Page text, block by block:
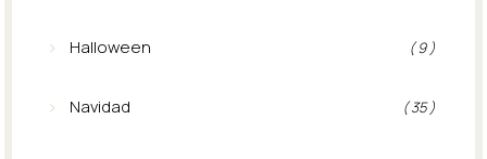
Halloween ( 9 )
Navidad ( 35 )